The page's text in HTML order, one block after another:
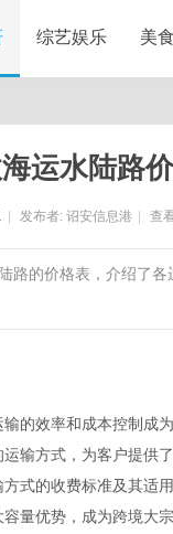
综艺娱乐 美
运水陆路
发布者: 诏安信息港 查
路的价格表，介绍了
的效率和成本控制成
输方式，为客户提供
式的收费标准及其适
量优势，成为跨境大